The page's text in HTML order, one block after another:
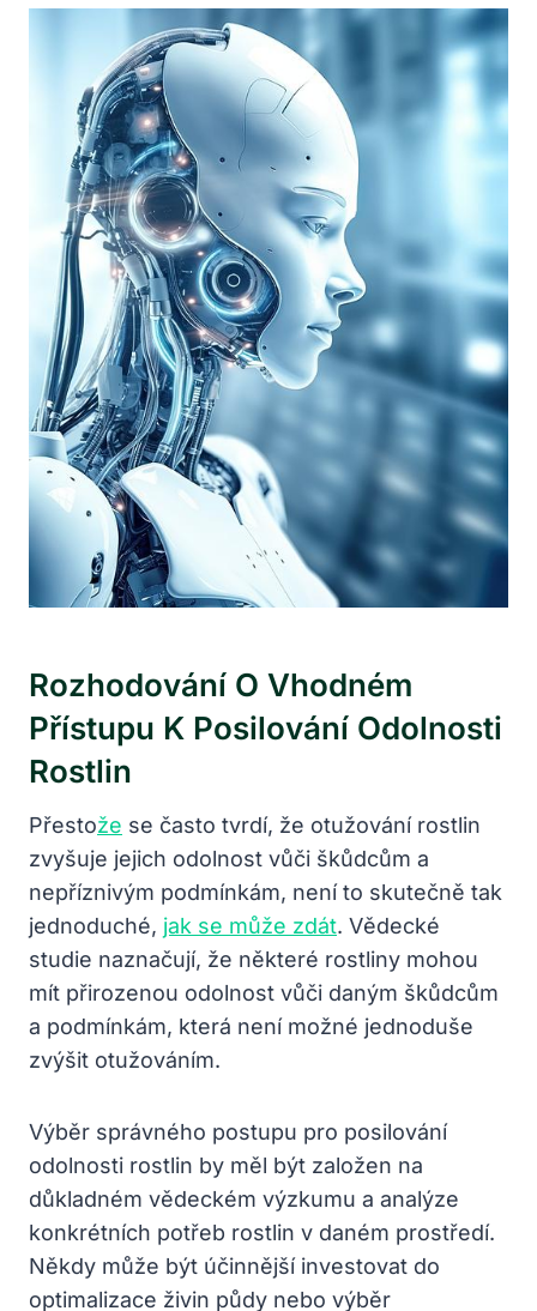
Rozhodování O Vhodném
Přístupu K Posilování Odolnosti
Rostlin
Přestože se často tvrdí, že otužování rostlin
zvyšuje jejich odolnost vůči škůdcům a
nepříznivým podmínkám, není to skutečně tak
jednoduché, jak se může zdát. Vědecké
studie naznačují, že některé rostliny mohou
mít přirozenou odolnost vůči daným škůdcům
a podmínkám, která není možné jednoduše
zvýšit otužováním.
Výběr správného postupu pro posilování
odolnosti rostlin by měl být založen na
důkladném vědeckém výzkumu a analýze
konkrétních potřeb rostlin v daném prostředí.
Někdy může být účinnější investovat do
optimalizace živin půdy nebo výběr